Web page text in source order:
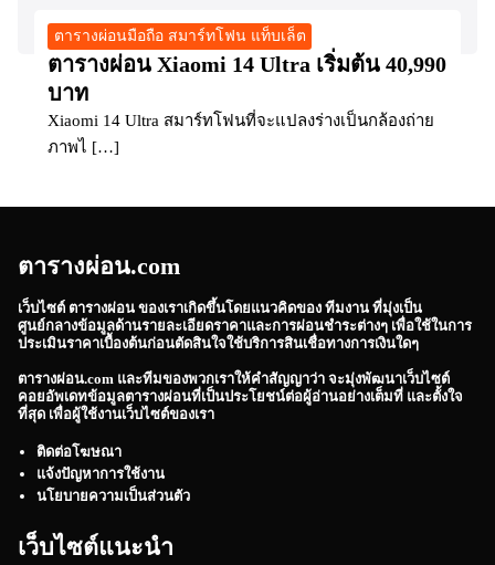
ตารางผ่อนมือถือ สมาร์ทโฟน แท็บเล็ต
ตารางผ่อน Xiaomi 14 Ultra เริ่มต้น 40,990
บาท
Xiaomi 14 Ultra สมาร์ทโฟนที่จะแปลงร่างเป็นกล้องถ่าย
ภาพไ […]
ตารางผ่อน.com
เว็บไซต์ ตารางผ่อน ของเราเกิดขึ้นโดยแนวคิดของ ทีมงาน ที่มุ่งเป็น
ศูนย์กลางข้อมูลด้านรายละเอียดราคาและการผ่อนชำระต่างๆ เพื่อใช้ในการ
ประเมินราคาเบื้องต้นก่อนตัดสินใจใช้บริการสินเชื่อทางการเงินใดๆ
ตารางผ่อน.com และทีมของพวกเราให้คำสัญญาว่า จะมุ่งพัฒนาเว็บไซต์
คอยอัพเดทข้อมูลตารางผ่อนที่เป็นประโยชน์ต่อผู้อ่านอย่างเต็มที่ และตั้งใจ
ที่สุด เพื่อผู้ใช้งานเว็บไซต์ของเรา
ติดต่อโฆษณา
แจ้งปัญหาการใช้งาน
นโยบายความเป็นส่วนตัว
เว็บไซต์แนะนำ